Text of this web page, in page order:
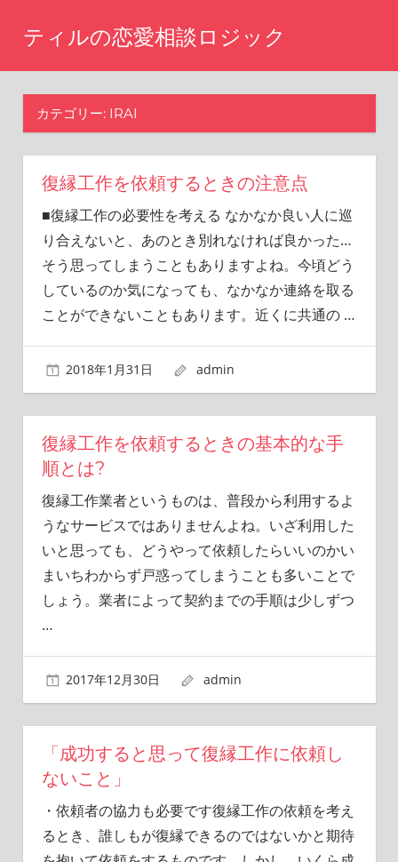
ティルの恋愛相談ロジック
に
カテゴリー: IRAI
復縁工作を依頼するときの注意点
■復縁工作の必要性を考える なかなか良い人に巡
り合えないと、あのとき別れなければ良かった…
そう思ってしまうこともありますよね。今頃どう
しているのか気になっても、なかなか連絡を取る
ことができないこともあります。近くに共通の …
2018年1月31日 admin
復縁工作を依頼するときの基本的な手
順とは?
復縁工作業者というものは、普段から利用するよ
うなサービスではありませんよね。いざ利用した
いと思っても、どうやって依頼したらいいのかい
まいちわからず戸惑ってしまうことも多いことで
しょう。業者によって契約までの手順は少しずつ
…
2017年12月30日 admin
「成功すると思って復縁工作に依頼し
ないこと」
・依頼者の協力も必要です復縁工作の依頼を考え
るとき、誰しもが復縁できるのではないかと期待